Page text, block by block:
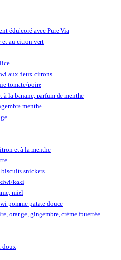
édulcoré avec Pure Via
et au citron vert
aux deux citrons
tomate/poire
à la banane, parfum de menthe
menthe
et à la menthe
snickers
kaki
miel
pomme patate douce
orange, gingembre, crème fouettée
doux